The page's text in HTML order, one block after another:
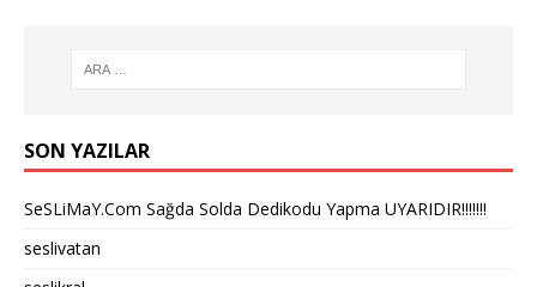
SON YAZILAR
SeSLiMaY.Com Sağda Solda Dedikodu Yapma UYARIDIR!!!!!!!
seslivatan